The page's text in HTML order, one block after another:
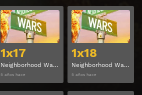
Ver
1x17
Neighborhood Wars Temporada 1 Episodio 17
5 años hace
Ver
1x18
Neighborhood Wars Temporada 1 Episodio 18
5 años hace